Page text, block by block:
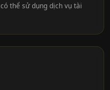
thể sử dụng dịch vụ tài